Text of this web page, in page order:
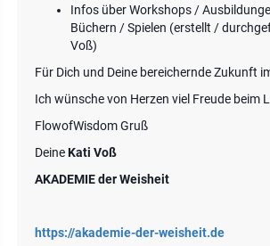
Infos über Workshops /
Büchern / Spielen (erstellt /
Voß)
Für Dich und Deine bereichernde Zukunft
Ich wünsche von Herzen viel Freude beim
FlowofWisdom Gruß
DeineKati Voß
AKADEMIE der Weisheit
https://akademie-der-weisheit.de